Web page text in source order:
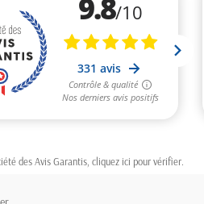
des Avis Garantis, cliquez ici pour vérifier